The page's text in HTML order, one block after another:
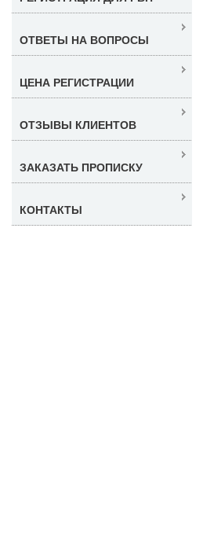
ОТВЕТЫ НА ВОПРОСЫ
ЦЕНА РЕГИСТРАЦИИ
ОТЗЫВЫ КЛИЕНТОВ
ЗАКАЗАТЬ ПРОПИСКУ
КОНТАКТЫ